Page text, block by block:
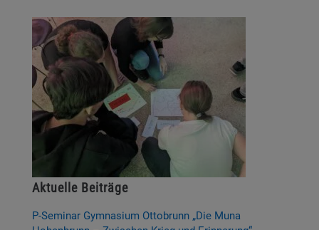
Aktuelle Beiträge
P-Seminar Gymnasium Ottobrunn „Die Muna